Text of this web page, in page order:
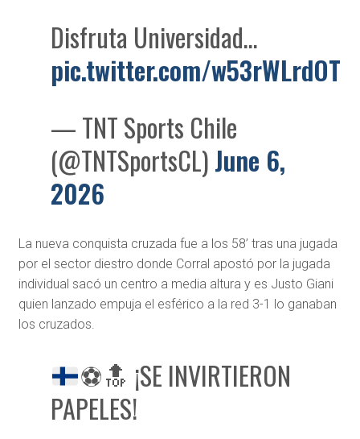
Disfruta Universidad…
pic.twitter.com/w53rWLrdOT
— TNT Sports Chile
(@TNTSportsCL)June 6,
2026
La nueva conquista cruzada fue a los 58’ tras una jugada
por el sector diestro donde Corral apostó por la jugada
individual sacó un centro a media altura y es Justo Giani
quien lanzado empuja el esférico a la red 3-1 lo ganaban
los cruzados.
⚽🔝 ¡SE INVIRTIERON
PAPELES!